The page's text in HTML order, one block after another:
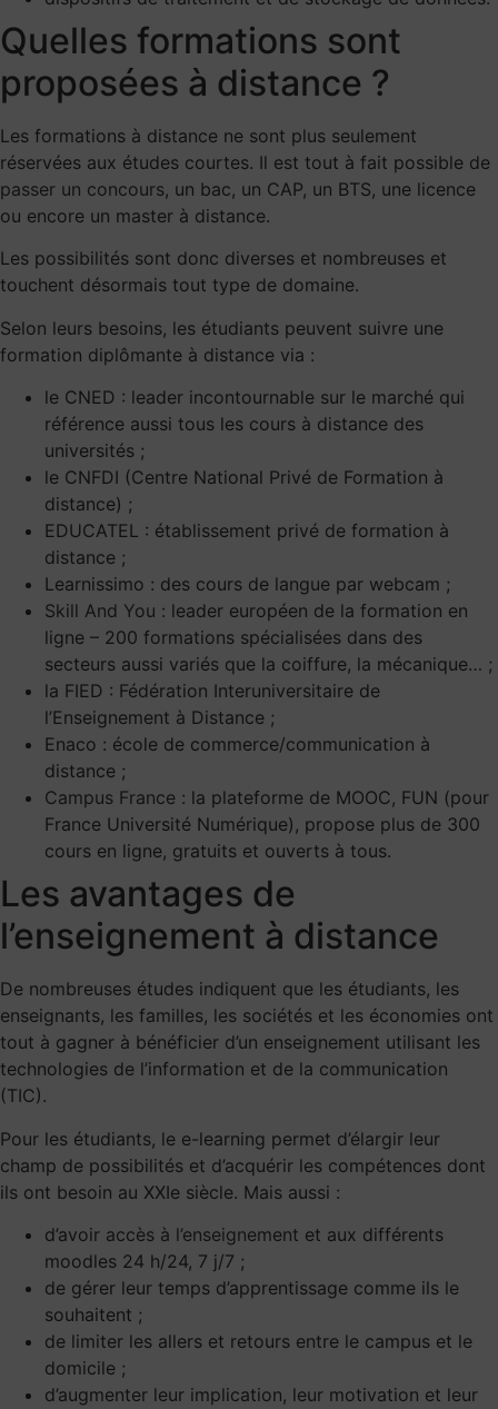
Quelles formations sont
proposées à distance ?
Les formations à distance ne sont plus seulement
réservées aux études courtes. Il est tout à fait possible de
passer un concours, un bac, un CAP, un BTS, une licence
ou encore un master à distance.
Les possibilités sont donc diverses et nombreuses et
touchent désormais tout type de domaine.
Selon leurs besoins, les étudiants peuvent suivre une
formation diplômante à distance via :
le CNED : leader incontournable sur le marché qui
référence aussi tous les cours à distance des
universités ;
le CNFDI (Centre National Privé de Formation à
distance) ;
EDUCATEL : établissement privé de formation à
distance ;
Learnissimo : des cours de langue par webcam ;
Skill And You : leader européen de la formation en
ligne – 200 formations spécialisées dans des
secteurs aussi variés que la coiffure, la mécanique… ;
la FIED : Fédération Interuniversitaire de
l’Enseignement à Distance ;
Enaco : école de commerce/communication à
distance ;
Campus France : la plateforme de MOOC, FUN (pour
France Université Numérique), propose plus de 300
cours en ligne, gratuits et ouverts à tous.
Les avantages de
l’enseignement à distance
De nombreuses études indiquent que les étudiants, les
enseignants, les familles, les sociétés et les économies ont
tout à gagner à bénéficier d’un enseignement utilisant les
technologies de l’information et de la communication
(TIC).
Pour les étudiants, le e-learning permet d’élargir leur
champ de possibilités et d’acquérir les compétences dont
ils ont besoin au XXIe siècle. Mais aussi :
d’avoir accès à l’enseignement et aux différents
moodles 24 h/24, 7 j/7 ;
de gérer leur temps d’apprentissage comme ils le
souhaitent ;
de limiter les allers et retours entre le campus et le
domicile ;
d’augmenter leur implication, leur motivation et leur